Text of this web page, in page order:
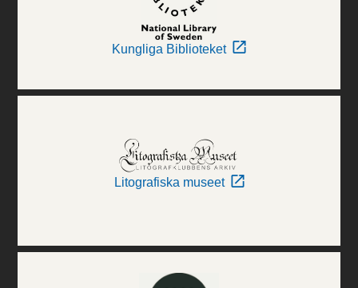
Kungliga Biblioteket
Litografiska museet